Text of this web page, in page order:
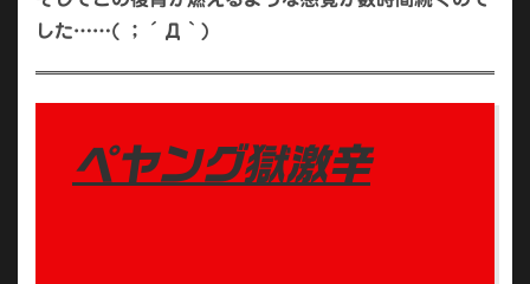
した……( ；´Д｀)
ペヤング獄激辛